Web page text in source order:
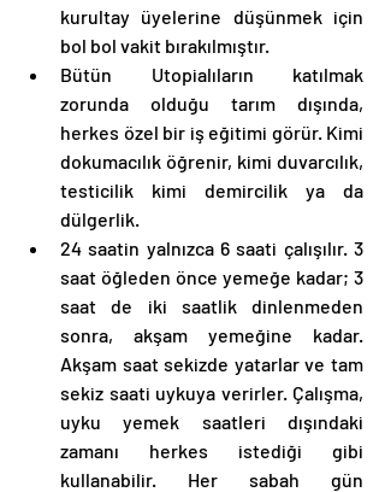
kurultay üyelerine düşünmek için
bol bol vakit bırakılmıştır.
Bütün Utopialıların katılmak
zorunda olduğu tarım dışında,
herkes özel bir iş eğitimi görür. Kimi
dokumacılık öğrenir, kimi duvarcılık,
testicilik kimi demircilik ya da
dülgerlik.
24 saatin yalnızca 6 saati çalışılır. 3
saat öğleden önce yemeğe kadar; 3
saat de iki saatlik dinlenmeden
sonra, akşam yemeğine kadar.
Akşam saat sekizde yatarlar ve tam
sekiz saati uykuya verirler. Çalışma,
uyku yemek saatleri dışındaki
zamanı herkes istediği gibi
kullanabilir. Her sabah gün